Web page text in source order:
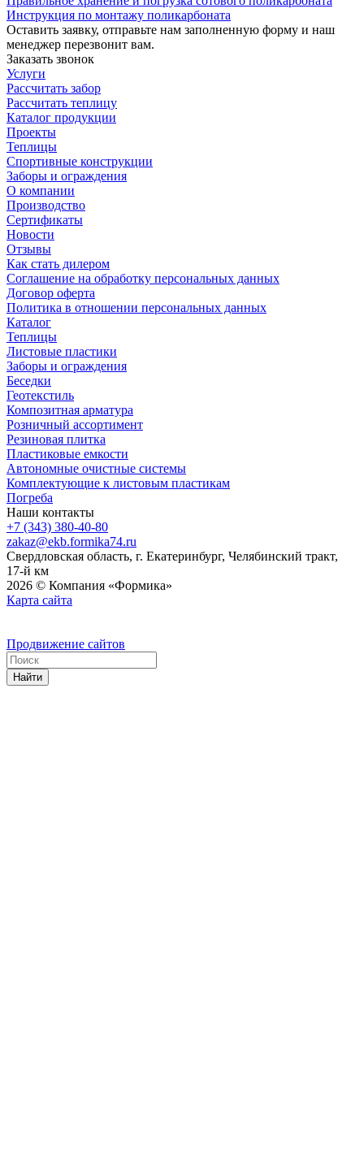
Инструкция по монтажу поликарбоната
Оставить заявку, отправьте нам заполненную форму и наш
менеджер перезвонит вам.
Заказать звонок
Услуги
Рассчитать забор
Рассчитать теплицу
Каталог продукции
Проекты
Теплицы
Спортивные конструкции
Заборы и ограждения
О компании
Производство
Сертификаты
Новости
Отзывы
Как стать дилером
Соглашение на обработку персональных данных
Договор оферта
Политика в отношении персональных данных
Каталог
Теплицы
Листовые пластики
Заборы и ограждения
Беседки
Геотекстиль
Композитная арматура
Розничный ассортимент
Резиновая плитка
Пластиковые емкости
Автономные очистные системы
Комплектующие к листовым пластикам
Погреба
Наши контакты
+7 (343) 380-40-80
zakaz@ekb.formika74.ru
Свердловская область, г. Екатеринбург, Челябинский тракт,
17-й км
2026 © Компания «Формика»
Карта сайта
Продвижение сайтов
Найти